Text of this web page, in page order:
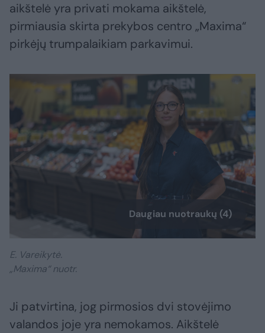
aikštelė yra privati mokama aikštelė,
pirmiausia skirta prekybos centro „Maxima“
pirkėjų trumpalaikiam parkavimui.
Daugiau nuotraukų (4)
E. Vareikytė.
„Maxima“ nuotr.
Ji patvirtina, jog pirmosios dvi stovėjimo
valandos joje yra nemokamos. Aikštelė